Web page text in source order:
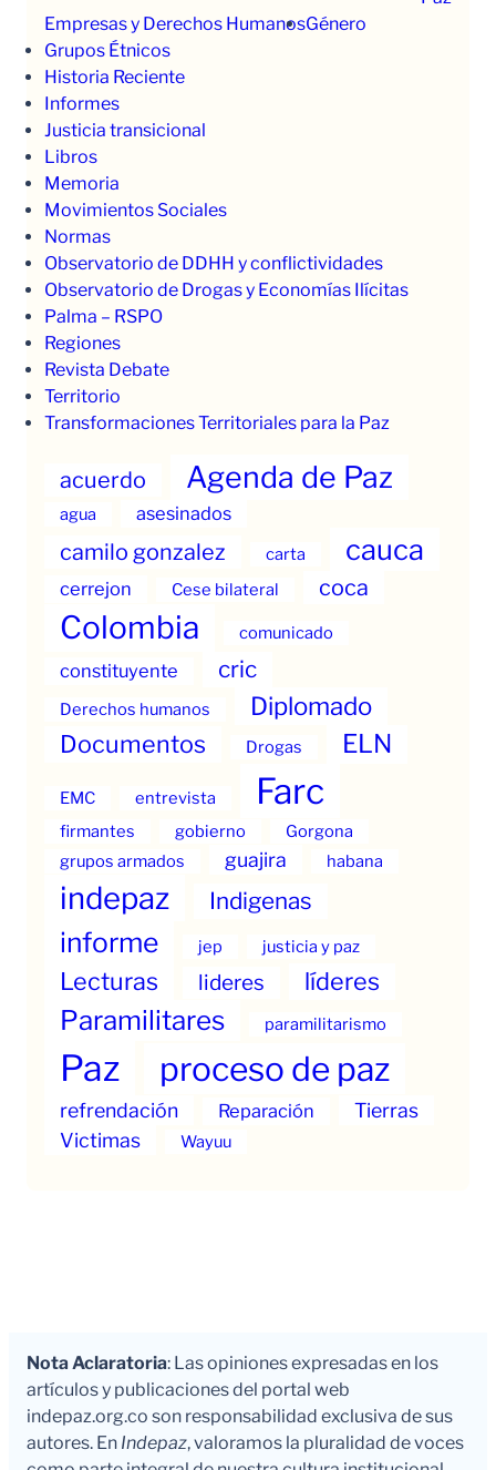
Empresas y Derechos HumanosGénero
Grupos Étnicos
Historia Reciente
Informes
Justicia transicional
Libros
Memoria
Movimientos Sociales
Normas
Observatorio de DDHH y conflictividades
Observatorio de Drogas y Economías Ilícitas
Palma – RSPO
Regiones
Revista Debate
Territorio
Transformaciones Territoriales para la Paz
acuerdo Agenda de Paz
agua asesinados
camilo gonzalez carta cauca
cerrejon Cese bilateral coca
Colombia comunicado
constituyente cric
Derechos humanos Diplomado
Documentos Drogas ELN
EMC entrevista Farc
firmantes gobierno
Gorgona
grupos armados
guajira habana
indepaz Indigenas
informe jep justicia y paz
Lecturas lideres líderes
Paramilitares paramilitarismo
Paz proceso de paz
refrendación Reparación
Tierras
Victimas
Wayuu
Nota Aclaratoria: Las opiniones expresadas en los
artículos y publicaciones del portal web
indepaz.org.co son responsabilidad exclusiva de sus
autores. En Indepaz, valoramos la pluralidad de voces